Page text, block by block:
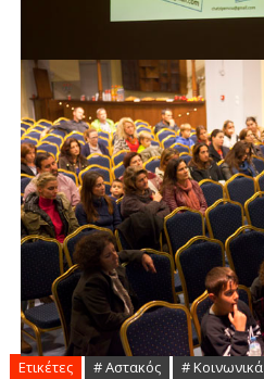
Ετικέτες # Αστακός # Κοινωνικά